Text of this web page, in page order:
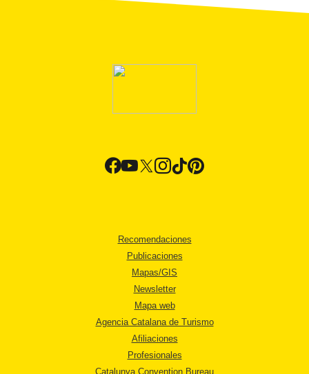
Recomendaciones
Publicaciones
Mapas/GIS
Newsletter
Mapa web
Agencia Catalana de Turismo
Afiliaciones
Profesionales
Catalunya Convention Bureau